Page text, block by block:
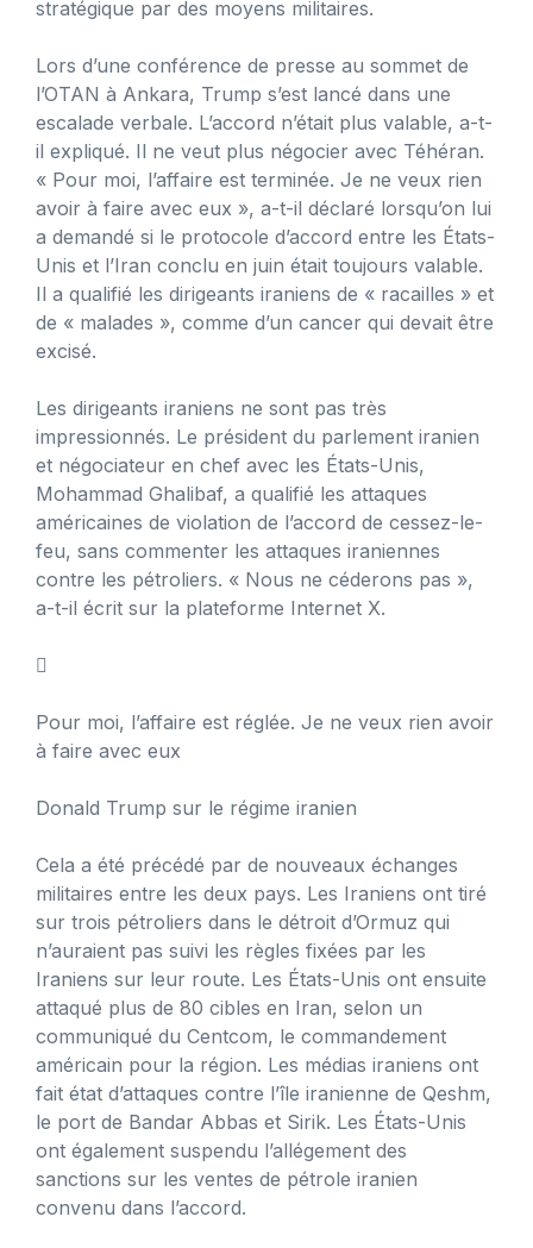
stratégique par des moyens militaires.
Lors d’une conférence de presse au sommet de
l’OTAN à Ankara, Trump s’est lancé dans une
escalade verbale. L’accord n’était plus valable, a-t-
il expliqué. Il ne veut plus négocier avec Téhéran.
« Pour moi, l’affaire est terminée. Je ne veux rien
avoir à faire avec eux », a-t-il déclaré lorsqu’on lui
a demandé si le protocole d’accord entre les États-
Unis et l’Iran conclu en juin était toujours valable.
Il a qualifié les dirigeants iraniens de « racailles » et
de « malades », comme d’un cancer qui devait être
excisé.
Les dirigeants iraniens ne sont pas très
impressionnés. Le président du parlement iranien
et négociateur en chef avec les États-Unis,
Mohammad Ghalibaf, a qualifié les attaques
américaines de violation de l’accord de cessez-le-
feu, sans commenter les attaques iraniennes
contre les pétroliers. « Nous ne céderons pas »,
a-t-il écrit sur la plateforme Internet X.

Pour moi, l’affaire est réglée. Je ne veux rien avoir
à faire avec eux
Donald Trump sur le régime iranien
Cela a été précédé par de nouveaux échanges
militaires entre les deux pays. Les Iraniens ont tiré
sur trois pétroliers dans le détroit d’Ormuz qui
n’auraient pas suivi les règles fixées par les
Iraniens sur leur route. Les États-Unis ont ensuite
attaqué plus de 80 cibles en Iran, selon un
communiqué du Centcom, le commandement
américain pour la région. Les médias iraniens ont
fait état d’attaques contre l’île iranienne de Qeshm,
le port de Bandar Abbas et Sirik. Les États-Unis
ont également suspendu l’allégement des
sanctions sur les ventes de pétrole iranien
convenu dans l’accord.